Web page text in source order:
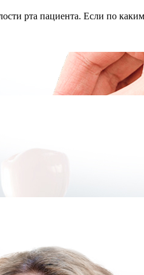
рта пациента. Если по